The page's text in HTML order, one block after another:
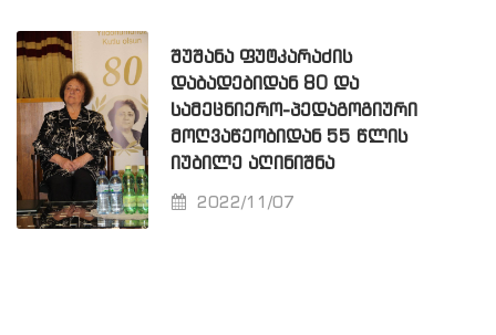
ᲨᲣᲨᲐᲜᲐ ᲤᲣᲢᲙᲐᲠᲐᲫᲘᲡ
ᲓᲐᲑᲐᲓᲔᲑᲘᲓᲐᲜ 80 ᲓᲐ
ᲡᲐᲛᲔᲪᲜᲘᲔᲠᲝ-ᲞᲔᲓᲐᲒᲝᲒᲘᲣᲠᲘ
ᲛᲝᲦᲕᲐᲬᲔᲝᲑᲘᲓᲐᲜ 55 ᲬᲚᲘᲡ
ᲘᲣᲑᲘᲚᲔ ᲐᲦᲘᲜᲘᲨᲜᲐ
2022/11/07